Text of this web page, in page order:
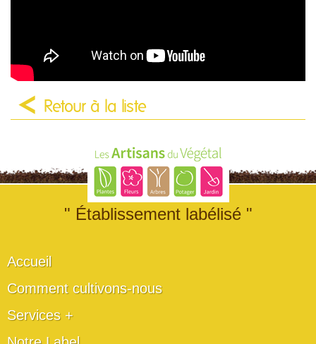
Retour à la liste
" Établissement labélisé "
Accueil
Comment cultivons-nous
Services +